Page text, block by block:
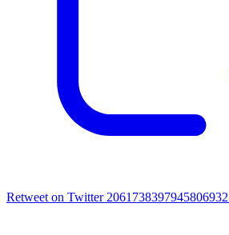
Retweet on Twitter 2061738397945806932